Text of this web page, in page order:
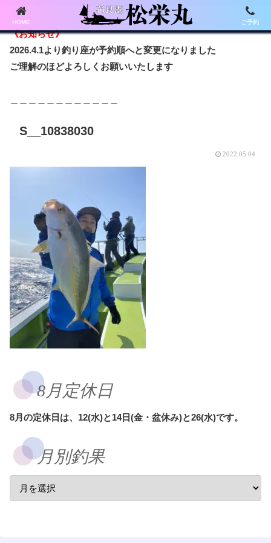
《お知らせ》
2026.4.1より釣り座が予約順へと変更になりました
ご理解のほどよろしくお願いいたします
S__10838030
2022.05.04
8月定休日
8月の定休日は、12(水)と14日(金・盆休み)と26(水)です。
月別釣果
HOME ご予約